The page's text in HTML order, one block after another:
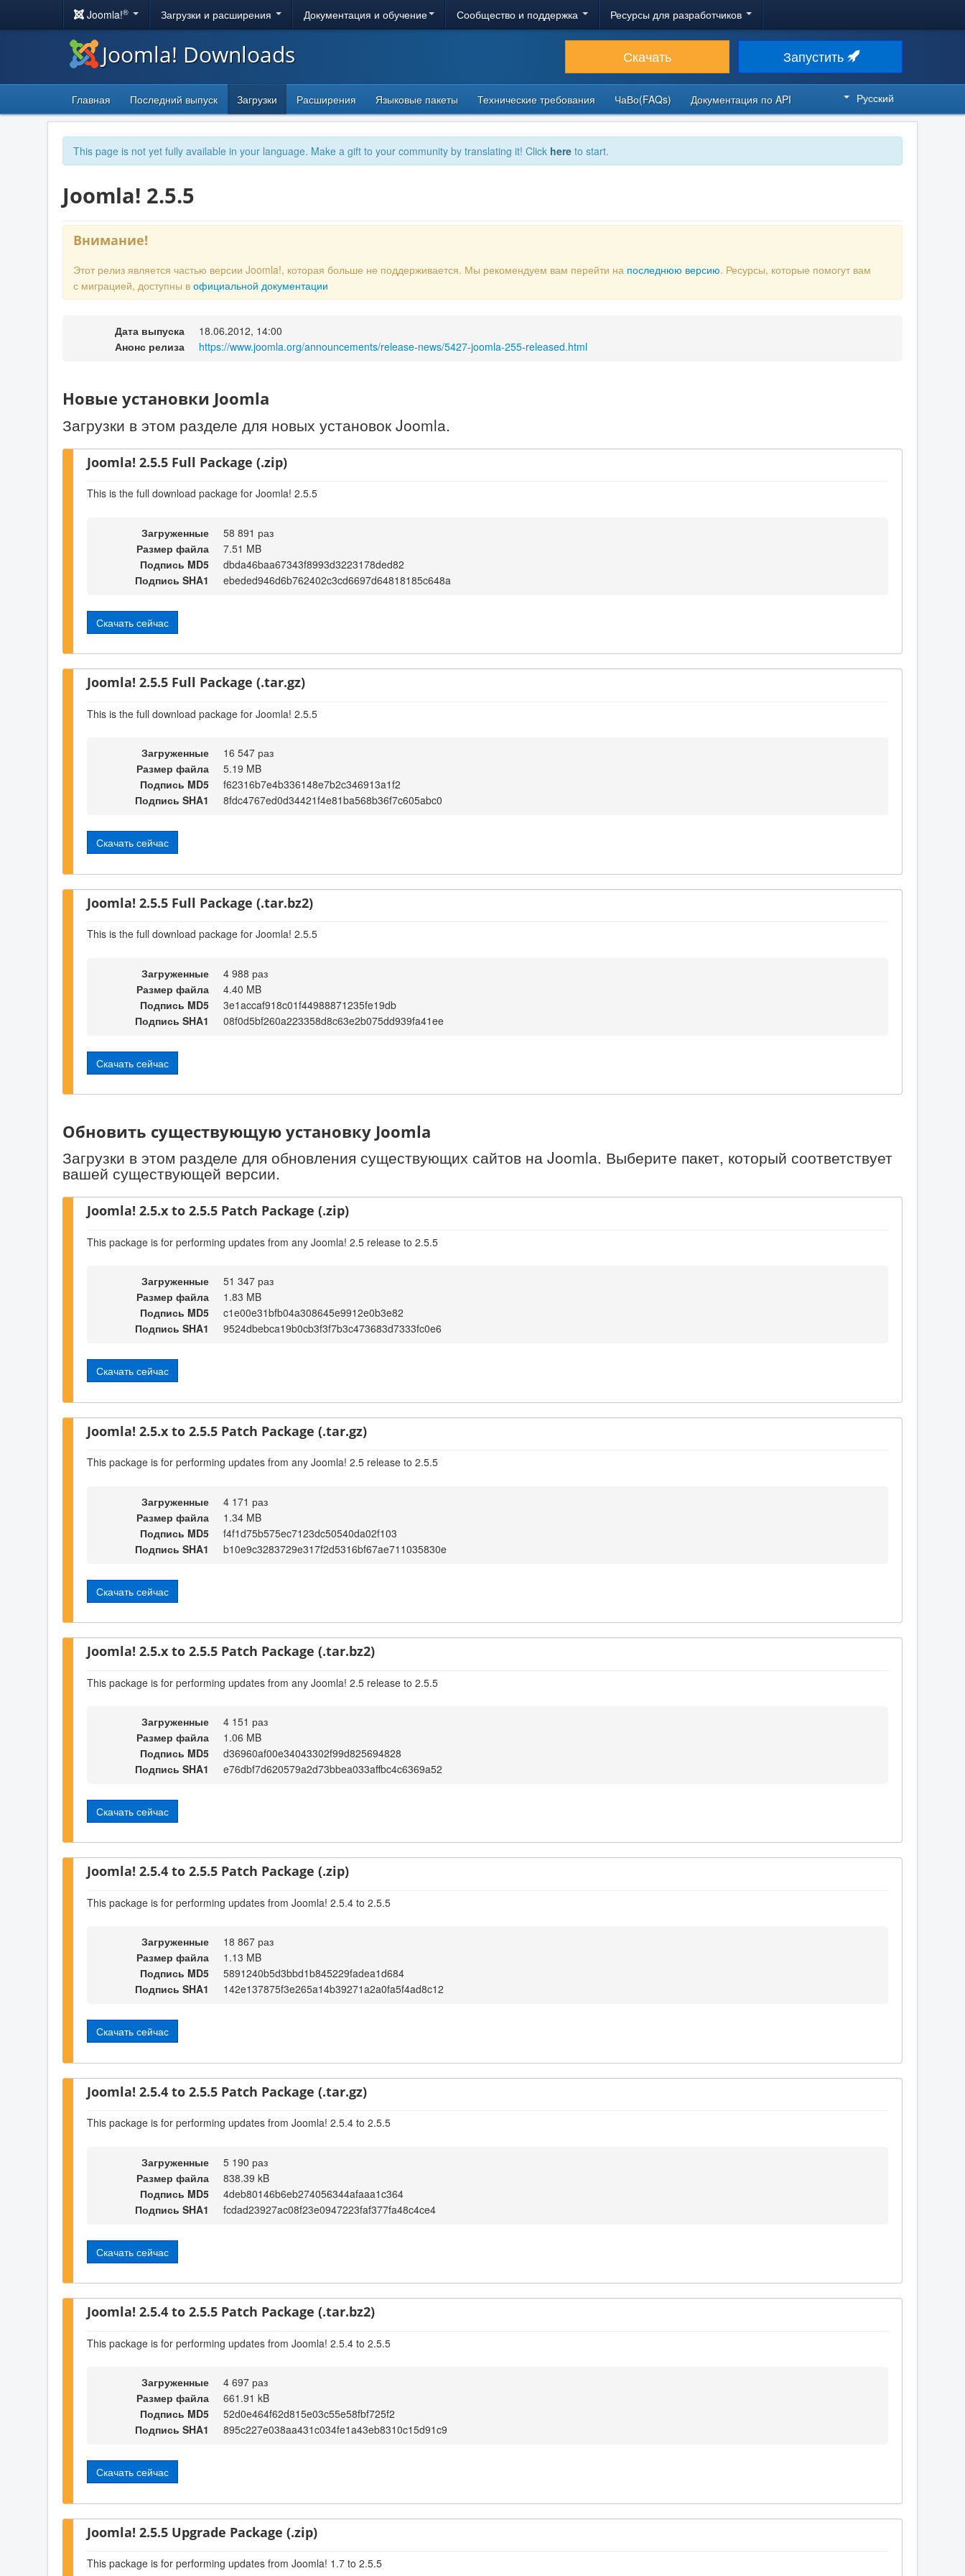
Joomla!® Загрузки и расширения Документация и обучение Сообщество и поддержка Ресурсы для разработчиков
Joomla! Downloads Скачать Запустить
Главная Последний выпуск Загрузки Расширения Языковые пакеты Технические требования ЧаВо(FAQs) Документация по API Русский
This page is not yet fully available in your language. Make a gift to your community by translating it! Click here to start.
Joomla! 2.5.5
Внимание!
Этот релиз является частью версии Joomla!, которая больше не поддерживается. Мы рекомендуем вам перейти на последнюю версию. Ресурсы, которые помогут вам
с миграцией, доступны в официальной документации
Дата выпуска
18.06.2012, 14:00
Анонс релиза
https://www.joomla.org/announcements/release-news/5427-joomla-255-released.html
Новые установки Joomla
Загрузки в этом разделе для новых установок Joomla.
Joomla! 2.5.5 Full Package (.zip)
This is the full download package for Joomla! 2.5.5
Загруженные
58 891 раз
Размер файла
7.51 MB
Подпись MD5
dbda46baa67343f8993d3223178ded82
Подпись SHA1
ebeded946d6b762402c3cd6697d64818185c648a
Скачать сейчас
Joomla! 2.5.5 Full Package (.tar.gz)
This is the full download package for Joomla! 2.5.5
Загруженные
16 547 раз
Размер файла
5.19 MB
Подпись MD5
f62316b7e4b336148e7b2c346913a1f2
Подпись SHA1
8fdc4767ed0d34421f4e81ba568b36f7c605abc0
Скачать сейчас
Joomla! 2.5.5 Full Package (.tar.bz2)
This is the full download package for Joomla! 2.5.5
Загруженные
4 988 раз
Размер файла
4.40 MB
Подпись MD5
3e1accaf918c01f44988871235fe19db
Подпись SHA1
08f0d5bf260a223358d8c63e2b075dd939fa41ee
Скачать сейчас
Обновить существующую установку Joomla
Загрузки в этом разделе для обновления существующих сайтов на Joomla. Выберите пакет, который соответствует
вашей существующей версии.
Joomla! 2.5.x to 2.5.5 Patch Package (.zip)
This package is for performing updates from any Joomla! 2.5 release to 2.5.5
Загруженные
51 347 раз
Размер файла
1.83 MB
Подпись MD5
c1e00e31bfb04a308645e9912e0b3e82
Подпись SHA1
9524dbebca19b0cb3f3f7b3c473683d7333fc0e6
Скачать сейчас
Joomla! 2.5.x to 2.5.5 Patch Package (.tar.gz)
This package is for performing updates from any Joomla! 2.5 release to 2.5.5
Загруженные
4 171 раз
Размер файла
1.34 MB
Подпись MD5
f4f1d75b575ec7123dc50540da02f103
Подпись SHA1
b10e9c3283729e317f2d5316bf67ae711035830e
Скачать сейчас
Joomla! 2.5.x to 2.5.5 Patch Package (.tar.bz2)
This package is for performing updates from any Joomla! 2.5 release to 2.5.5
Загруженные
4 151 раз
Размер файла
1.06 MB
Подпись MD5
d36960af00e34043302f99d825694828
Подпись SHA1
e76dbf7d620579a2d73bbea033affbc4c6369a52
Скачать сейчас
Joomla! 2.5.4 to 2.5.5 Patch Package (.zip)
This package is for performing updates from Joomla! 2.5.4 to 2.5.5
Загруженные
18 867 раз
Размер файла
1.13 MB
Подпись MD5
5891240b5d3bbd1b845229fadea1d684
Подпись SHA1
142e137875f3e265a14b39271a2a0fa5f4ad8c12
Скачать сейчас
Joomla! 2.5.4 to 2.5.5 Patch Package (.tar.gz)
This package is for performing updates from Joomla! 2.5.4 to 2.5.5
Загруженные
5 190 раз
Размер файла
838.39 kB
Подпись MD5
4deb80146b6eb274056344afaaa1c364
Подпись SHA1
fcdad23927ac08f23e0947223faf377fa48c4ce4
Скачать сейчас
Joomla! 2.5.4 to 2.5.5 Patch Package (.tar.bz2)
This package is for performing updates from Joomla! 2.5.4 to 2.5.5
Загруженные
4 697 раз
Размер файла
661.91 kB
Подпись MD5
52d0e464f62d815e03c55e58fbf725f2
Подпись SHA1
895c227e038aa431c034fe1a43eb8310c15d91c9
Скачать сейчас
Joomla! 2.5.5 Upgrade Package (.zip)
This package is for performing updates from Joomla! 1.7 to 2.5.5